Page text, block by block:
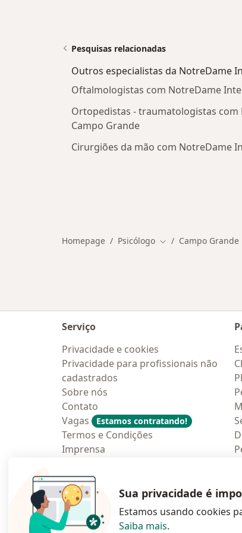
Pesquisas relacionadas
Outros especialistas da NotreDame
Oftalmologistas com NotreDame
Ortopedistas - traumatologistas
Campo Grande
Cirurgiões da mão com NotreDame
Homepage Psicólogo Mudar de cidade
Campo Grande
Serviço
Privacidade e cookies
Privacidade para profissionais não
cadastrados
Sobre nós
Contato
Vagas
Estamos contratando!
Termos e Condições
Imprensa
Sua privacidade é
Estamos usando cookies
Saiba mais.